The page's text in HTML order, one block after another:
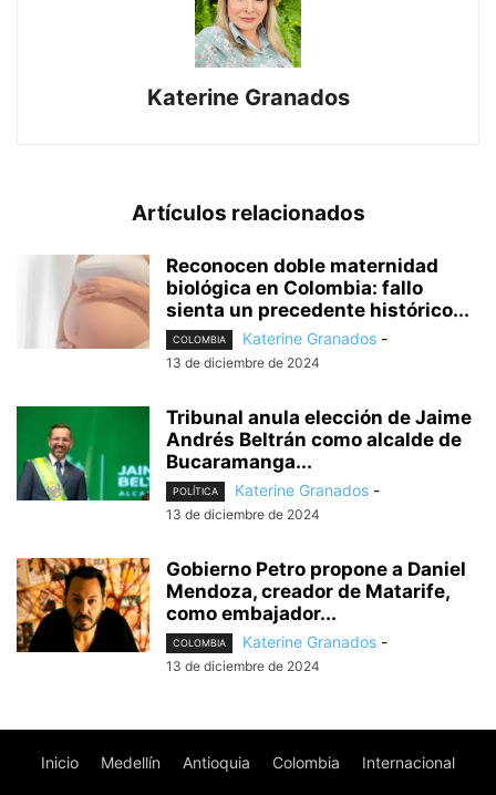
Katerine Granados
Artículos relacionados
Reconocen doble maternidad
biológica en Colombia: fallo
sienta un precedente histórico...
COLOMBIA Katerine Granados -
13 de diciembre de 2024
Tribunal anula elección de Jaime
Andrés Beltrán como alcalde de
Bucaramanga...
POLÍTICA Katerine Granados -
13 de diciembre de 2024
Gobierno Petro propone a Daniel
Mendoza, creador de Matarife,
como embajador...
COLOMBIA Katerine Granados -
13 de diciembre de 2024
Inicio Medellín Antioquia Colombia Internacional